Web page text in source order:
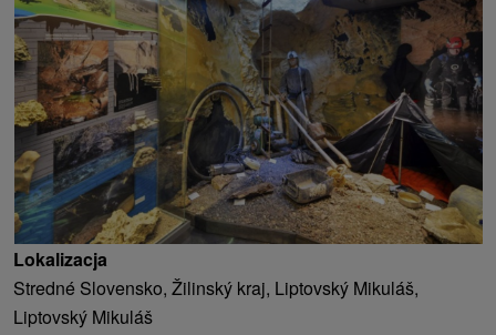
Lokalizacja
Stredné Slovensko, Žilinský kraj, Liptovský Mikuláš,
Liptovský Mikuláš